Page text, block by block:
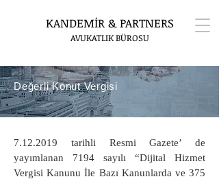
KANDEMİR & PARTNERS
AVUKATLIK BÜROSU
Değerli Konut Vergisi
7.12.2019 tarihli Resmi Gazete’ de
yayımlanan 7194 sayılı “Dijital Hizmet
Vergisi Kanunu İle Bazı Kanunlarda ve 375